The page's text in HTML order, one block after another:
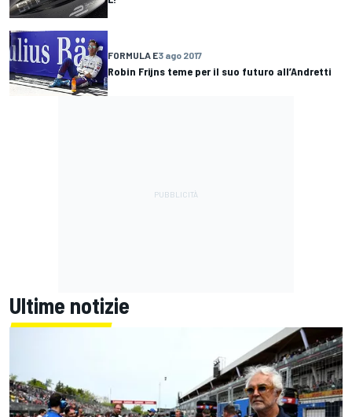
FORMULA E3 ago 2017
Robin Frijns teme per il suo futuro all’Andretti
Ultime notizie